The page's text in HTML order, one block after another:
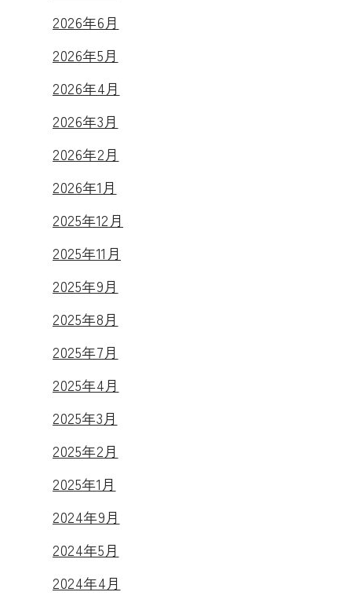
2026年6月
2026年5月
2026年4月
2026年3月
2026年2月
2026年1月
2025年12月
2025年11月
2025年9月
2025年8月
2025年7月
2025年4月
2025年3月
2025年2月
2025年1月
2024年9月
2024年5月
2024年4月